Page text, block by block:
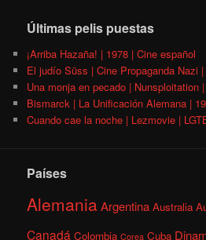
Últimas pelis puestas
¡Arriba Hazaña! | 1978 | Cine español
El judío Süss | Cine Propaganda Nazi
Una monja en pecado | Nunsploitation
Bismarck | La Unificación Alemana |
Cuando cae la noche | Lezmovie |
Países
AlemaniaArgentina Australia
Canadá Colombia Corea Cuba